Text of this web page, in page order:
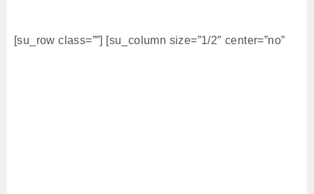
[su_row class=””] [su_column size=”1/2″ center=”no”